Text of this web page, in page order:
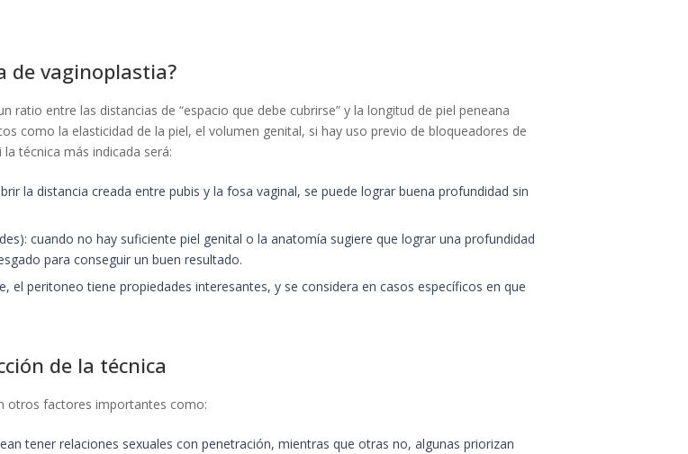
de vaginoplastia?
ratio entre las distancias de “espacio que debe cubrirse” y la longitud de piel peneana
como la elasticidad de la piel, el volumen genital, si hay uso previo de bloqueadores de
técnica más indicada será:
la distancia creada entre pubis y la fosa vaginal, se puede lograr buena profundidad sin
cuando no hay suficiente piel genital o la anatomía sugiere que lograr una profundidad
para conseguir un buen resultado.
el peritoneo tiene propiedades interesantes, y se considera en casos específicos en que
de la técnica
otros factores importantes como:
tener relaciones sexuales con penetración, mientras que otras no, algunas priorizan